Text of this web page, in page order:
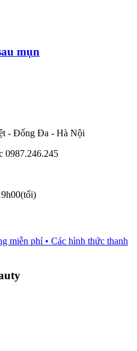
mụn
- Đống Đa - Hà Nội
0987.246.245
miễn phí • Các hình thức thanh